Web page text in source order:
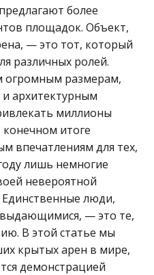
более
площадок. Объект,
— это тот, который
различных ролей.
огромным размерам,
архитектурным
миллионы
итоге
впечатлениям для тех,
лишь немногие
невероятной
Единственные люди,
— это те,
В этой статье мы
крытых арен в мире,
демонстрацией